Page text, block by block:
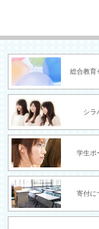
総合教育
シラ
学生ポ
寄付に